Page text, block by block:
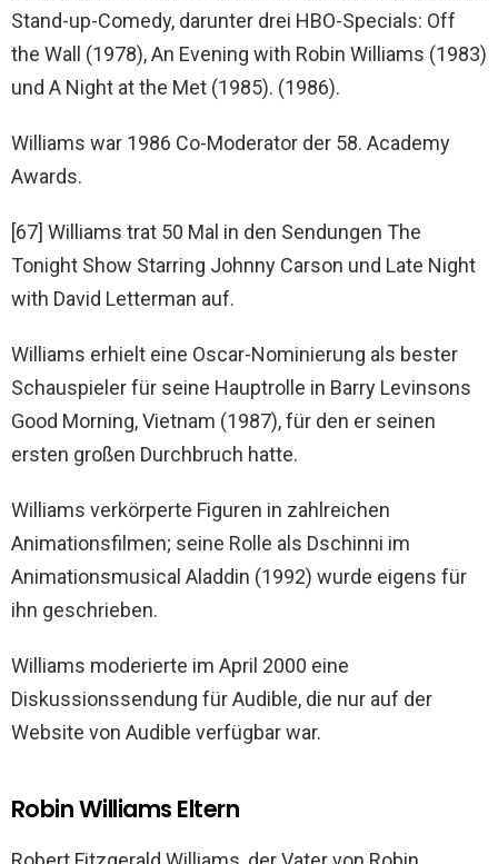
Stand-up-Comedy, darunter drei HBO-Specials: Off
the Wall (1978), An Evening with Robin Williams (1983)
und A Night at the Met (1985). (1986).
Williams war 1986 Co-Moderator der 58. Academy
Awards.
[67] Williams trat 50 Mal in den Sendungen The
Tonight Show Starring Johnny Carson und Late Night
with David Letterman auf.
Williams erhielt eine Oscar-Nominierung als bester
Schauspieler für seine Hauptrolle in Barry Levinsons
Good Morning, Vietnam (1987), für den er seinen
ersten großen Durchbruch hatte.
Williams verkörperte Figuren in zahlreichen
Animationsfilmen; seine Rolle als Dschinni im
Animationsmusical Aladdin (1992) wurde eigens für
ihn geschrieben.
Williams moderierte im April 2000 eine
Diskussionssendung für Audible, die nur auf der
Website von Audible verfügbar war.
Robin Williams Eltern